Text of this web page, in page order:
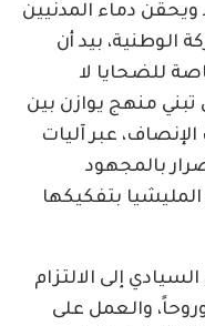
دماء المدنيين
الوطنية، بيد أن
للضحايا لا
تبني منهج يوازن بين
عبر آليات
بالمجهود
بتفكيكها
إلى الالتزام
والعمل على